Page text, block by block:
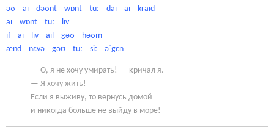
əʊ aɪ dəʊnt wɒnt tuː daɪ aɪ kraɪd
aɪ wɒnt tuː lɪv
ɪf aɪ lɪv aɪl gəʊ həʊm
ænd nɛvə gəʊ tuː siː əˈgɛn
— О, я не хочу умирать! — кричал я.
— Я хочу жить!
Если я выживу, то вернусь домой
и никогда больше не выйду в море!